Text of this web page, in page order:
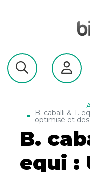
B. caballi & T.
optimisé et
B.
equi :